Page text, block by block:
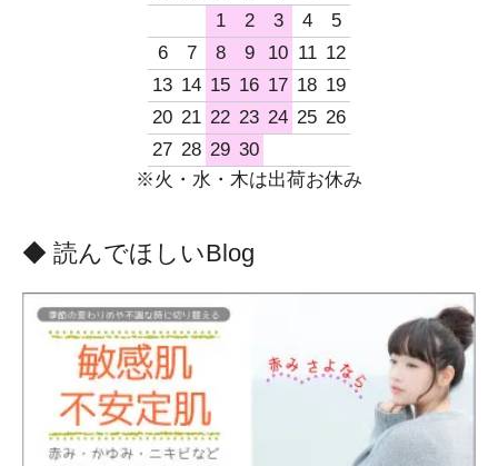
1
2 3 4
5
6
7 8 9 10 11 12
13 14 15 16 17 18 19
20 21 22 23 24 25 26
27 28 29 30
※火・水・木は出荷お休み
◆ 読んでほしいBlog